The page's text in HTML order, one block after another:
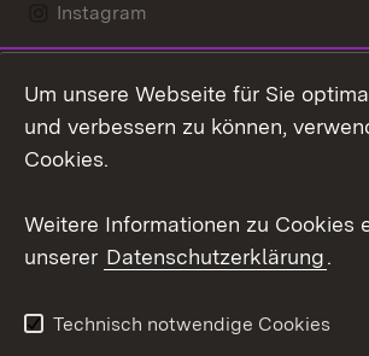
Instagram
Mastodon
Youtube
Kontakt
Barrierefreiheit
Um unsere Webseite für Sie
und verbessern zu können,
Cookies.
Weitere Informationen zu Cookies
unserer Datenschutzerklärung.
Technisch notwendige Cookies